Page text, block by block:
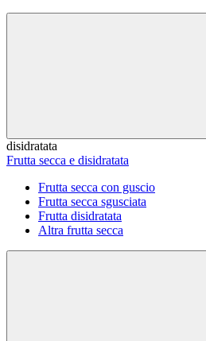
disidratata
Frutta secca e disidratata
Frutta secca con guscio
Frutta secca sgusciata
Frutta disidratata
Altra frutta secca